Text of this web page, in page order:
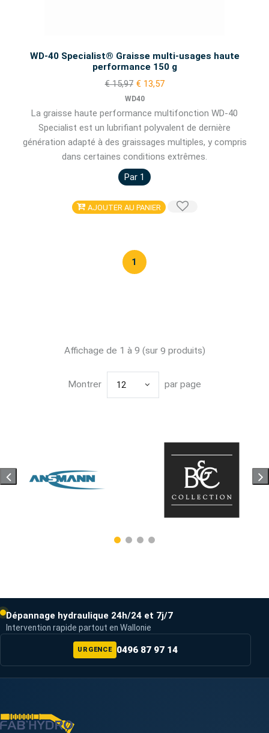
WD-40 Specialist® Graisse multi-usages haute
performance 150 g
€ 15,97 € 13,57
WD40
La graisse haute performance multifonction WD-40
Specialist est un lubrifiant polyvalent de dernière
génération adapté à des graissages multiples, y compris
dans certaines conditions extrêmes.
Par 1
AJOUTER AU PANIER
1
Affichage de 1 à 9 (sur 9 produits)
Montrer 12 par page
Dépannage hydraulique 24h/24 et 7j/7
Intervention rapide partout en Wallonie
URGENCE 0496 87 97 14